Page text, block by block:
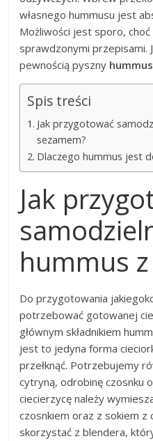
własnego hummusu jest
Możliwości jest sporo,
sprawdzonymi przepisami.
pewnością pyszny
Spis treści
Jak przygotować
sezamem?
Dlaczego hummus jest
Jak
hummus
Do przygotowania
potrzebować gotowanej
głównym składnikiem
jest to jedyna forma
przełknąć. Potrzebujemy
cytryną, odrobinę czosnku
ciecierzycę należy
czosnkiem oraz z sokiem z
skorzystać z blendera,